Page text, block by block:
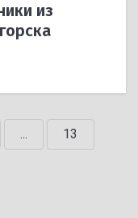
из
...
13